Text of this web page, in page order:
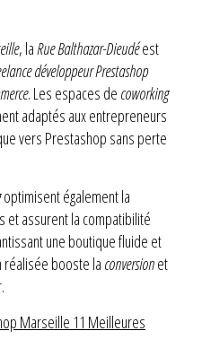
, laRue Balthazar-Dieudéest
développeur Prestashop
. Les espaces de coworking
adaptés aux entrepreneurs
vers Prestashop sans perte
optimisent également la
et assurent la compatibilité
une boutique fluide et
réalisée booste la conversionet
Marseille 11 Meilleures